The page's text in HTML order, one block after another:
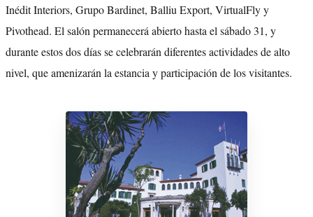
Inédit Interiors, Grupo Bardinet, Balliu Export, VirtualFly y
Pivothead. El salón permanecerá abierto hasta el sábado 31, y
durante estos dos días se celebrarán diferentes actividades de alto
nivel, que amenizarán la estancia y participación de los visitantes.